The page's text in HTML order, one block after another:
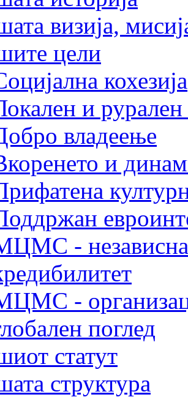
визија,
цели
кохезија
и рурален
владеење
и
- независна
-
поглед
статут
структура